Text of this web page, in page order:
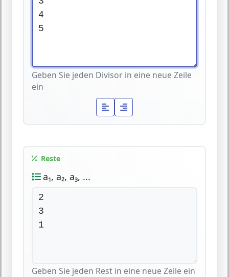
Geben Sie jeden Divisor in eine neue Zeile
ein
Reste
a₁, a₂, a₃, ...
Geben Sie jeden Rest in eine neue Zeile ein